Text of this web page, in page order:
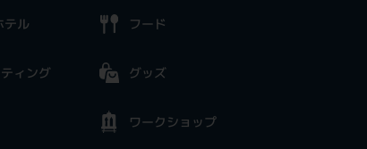
テル
ィング
フード
グッズ
ワークショップ